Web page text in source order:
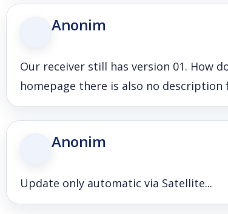
Anonim
Our receiver still has version 01. How
homepage there is also no
Anonim
Update only automatic via Satellite...